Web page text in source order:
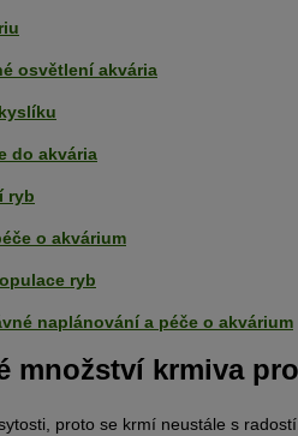
osvětlení akvária
do akvária
ryb
o akvárium
ryb
naplánování a péče o akvárium
množství krmiva
proto se krmí neustále s